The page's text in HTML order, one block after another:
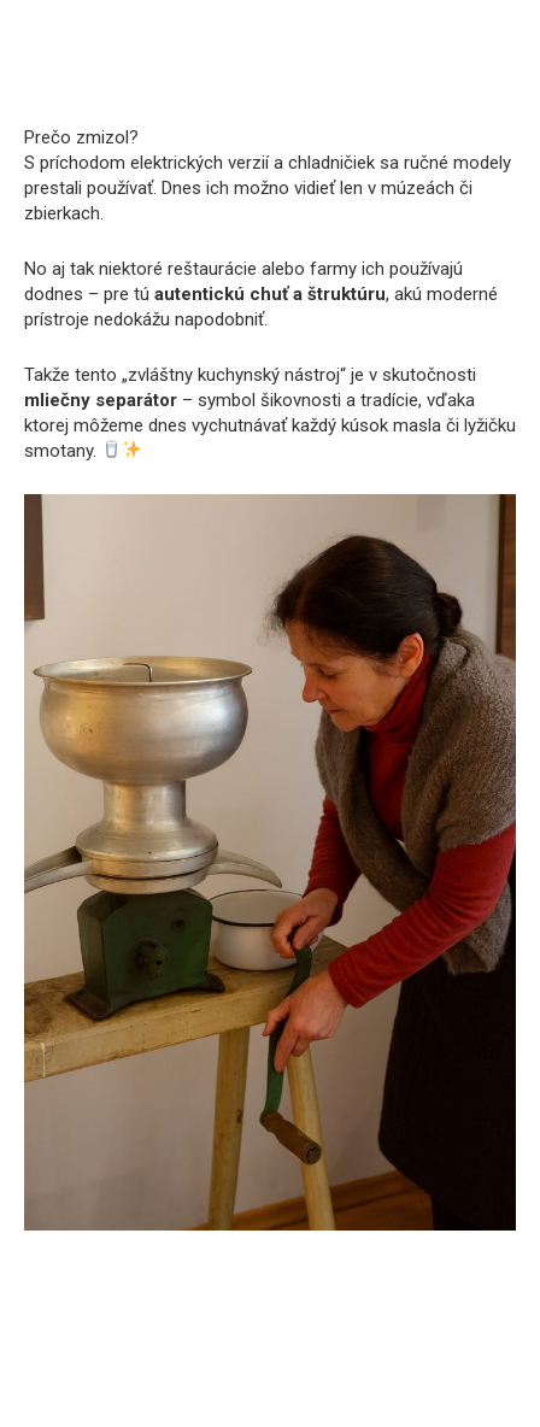
Prečo zmizol?
S príchodom elektrických verzií a chladničiek sa ručné modely
prestali používať. Dnes ich možno vidieť len v múzeách či
zbierkach.
No aj tak niektoré reštaurácie alebo farmy ich používajú
dodnes – pre tú autentickú chuť a štruktúru, akú moderné
prístroje nedokážu napodobniť.
Takže tento „zvláštny kuchynský nástroj“ je v skutočnosti
mliečny separátor – symbol šikovnosti a tradície, vďaka
ktorej môžeme dnes vychutnávať každý kúsok masla či lyžičku
smotany.